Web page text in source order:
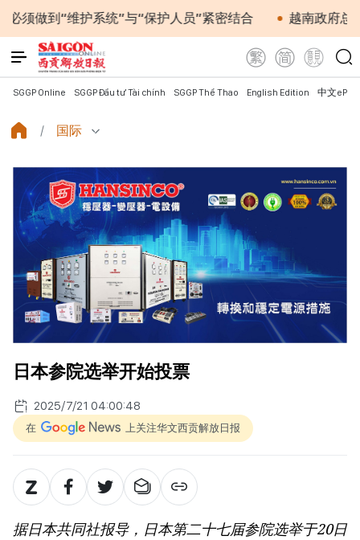
维护系统”与“保护人员”紧密结合 越南政府总理黎明兴
SGGP Online SGGP Đầu tư Tài chính SGGP Thể Thao English Edition 中文
国际
日本参院选举开始投票
2025/7/21 04:00:48
在 上关注华文西贡解放日报
据日本共同社报导，日本第二十七届参院选举于20日